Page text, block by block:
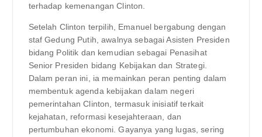
terhadap kemenangan Clinton.
Setelah Clinton terpilih, Emanuel bergabung dengan
staf Gedung Putih, awalnya sebagai Asisten Presiden
bidang Politik dan kemudian sebagai Penasihat
Senior Presiden bidang Kebijakan dan Strategi.
Dalam peran ini, ia memainkan peran penting dalam
membentuk agenda kebijakan dalam negeri
pemerintahan Clinton, termasuk inisiatif terkait
kejahatan, reformasi kesejahteraan, dan
pertumbuhan ekonomi. Gayanya yang lugas, sering